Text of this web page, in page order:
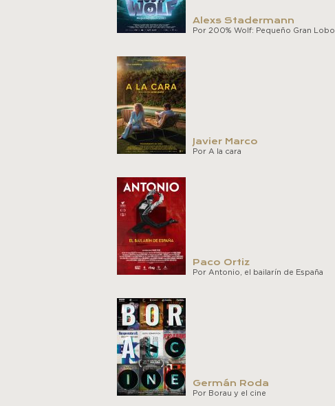
Alexs Stadermann
Por 200% Wolf: Pequeño Gran Lobo
Javier Marco
Por A la cara
Paco Ortiz
Por Antonio, el bailarín de España
Germán Roda
Por Borau y el cine